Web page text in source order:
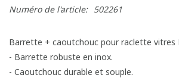
Numéro de l'article: 502261
Barrette + caoutchouc pour raclette vitres
- Barrette robuste en inox.
- Caoutchouc durable et souple.